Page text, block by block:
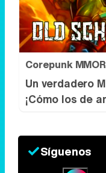
Corepunk
Un verdadero
¡Cómo los de
Síguenos